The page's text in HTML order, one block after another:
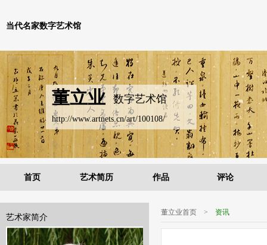
当代名家数字艺术馆
董立业 数字艺术馆
http://www.artnets.cn/art/100108/
首页 艺术简历 作品 评论
艺术家简介
董立业首页 > 资讯